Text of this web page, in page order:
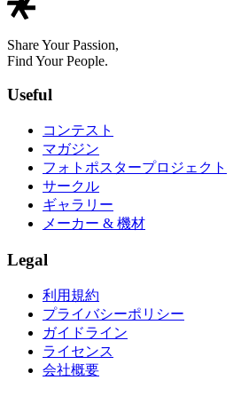
Share Your Passion,
Find Your People.
Useful
コンテスト
マガジン
フォトポスタープロジェクト
サークル
ギャラリー
メーカー & 機材
Legal
利用規約
プライバシーポリシー
ガイドライン
ライセンス
会社概要